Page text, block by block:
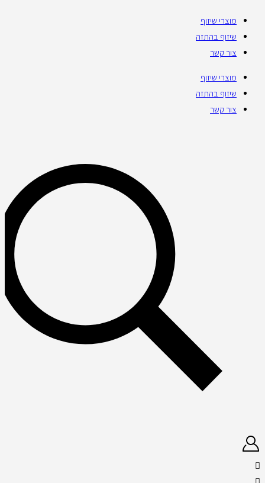
מוצרי שיזוף
שיזוף בהתזה
צור קשר
מוצרי שיזוף
שיזוף בהתזה
צור קשר